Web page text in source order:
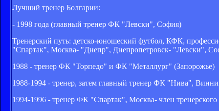
Лучший тренер Болгарии:
- 1998 года (главный тренер ФК "Левски", София)
Тренерский путь: детско-юношеский футбол, КФК,
"Спартак", Москва- "Днепр", Днепропетровск- "Левски",
1988 - тренер ФК "Торпедо" и ФК "Металлург" (Запорожье)
1988-1994 - тренер, затем главный тренер ФК "Нива",
1994-1996 - тренер ФК "Спартак", Москва- член